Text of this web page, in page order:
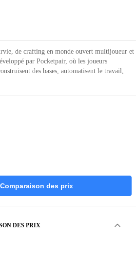
de crafting en monde ouvert multijoueur et
par Pocketpair, où les joueurs
des bases, automatisent le travail,
Comparaison des prix
DES PRIX